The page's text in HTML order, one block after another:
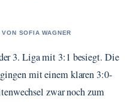
SOFIA WAGNER
3. Liga mit 3:1 besiegt. Die
mit einem klaren 3:0-
zwar noch zum